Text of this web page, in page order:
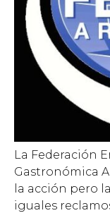
La Federación
Gastronómica
la acción pero
iguales